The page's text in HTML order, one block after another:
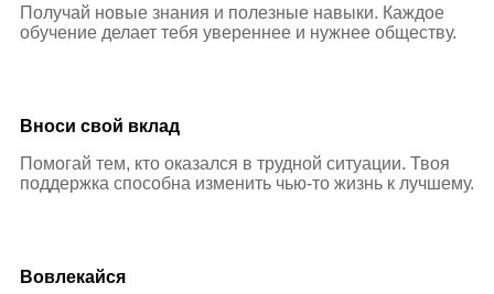
Получай новые знания и полезные навыки. Каждое
обучение делает тебя увереннее и нужнее обществу.
Вноси свой вклад
Помогай тем, кто оказался в трудной ситуации. Твоя
поддержка способна изменить чью-то жизнь к лучшему.
Вовлекайся